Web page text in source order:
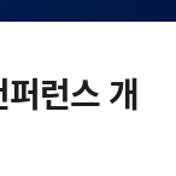
런스 개